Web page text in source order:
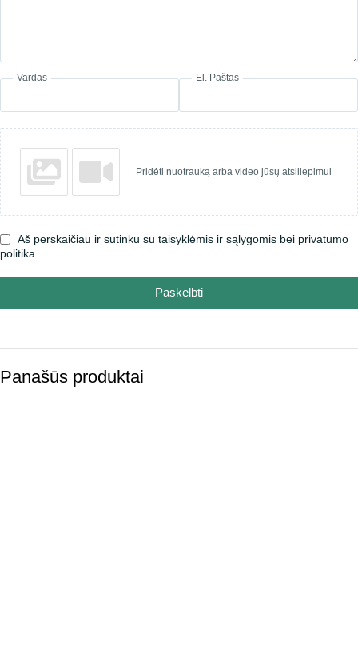
Vardas El. Paštas
Pridėti nuotrauką arba video jūsų atsiliepimui
Aš perskaičiau ir sutinku su taisyklėmis ir sąlygomis bei privatumo
politika.
Paskelbti
Panašūs produktai